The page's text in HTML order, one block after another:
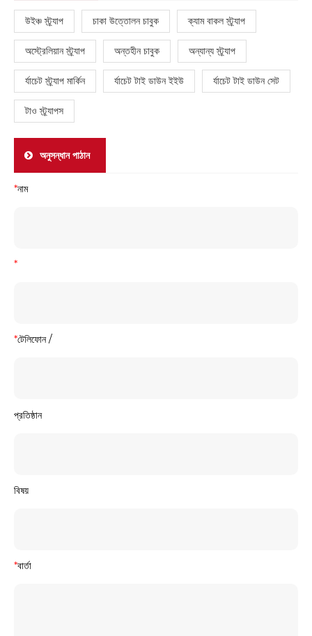
উইঞ্চ স্ট্র্যাপ চাকা উত্তোলন চাবুক ক্যাম বাকল স্ট্র্যাপ
অস্ট্রেলিয়ান স্ট্র্যাপ অন্তহীন চাবুক অন্যান্য স্ট্র্যাপ
র্যাচেট স্ট্র্যাপ মার্কিন র্যাচেট টাই ডাউন ইইউ র্যাচেট টাই ডাউন সেট
টাও স্ট্র্যাপস
অনুসন্ধান পাঠান
*নাম
*
*টেলিফোন /
প্রতিষ্ঠান
বিষয়
*বার্তা